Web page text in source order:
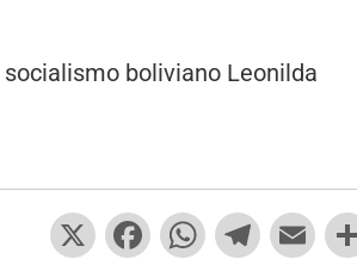
boliviano Leonilda
X
F
W
T
E